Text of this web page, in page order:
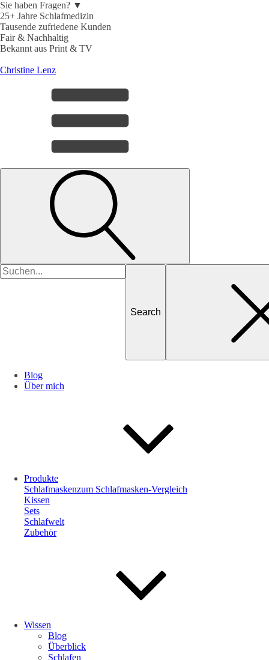
Sie haben Fragen? ▼
25+ Jahre Schlafmedizin
Tausende zufriedene Kunden
Fair & Nachhaltig
Bekannt aus Print & TV
Christine Lenz
Search
for
Blog
Über mich
Produkte
Schlafmasken
Kissen
Sets
Schlafwelt
Zubehör
zum Schlafmasken-Vergleich
Wissen
Blog
Überblick
Schlafen